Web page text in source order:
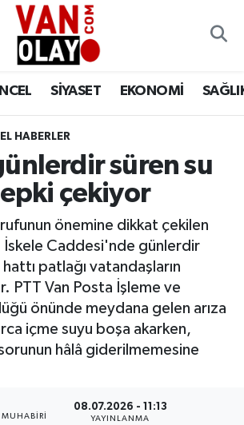
SİYASET EKONOMİ
HABERLER
süren su
çekiyor
önemine dikkat çekilen
İskele Caddesi'nde günlerdir
patlağı vatandaşların
PTT Van Posta İşleme ve
önünde meydana gelen arıza
içme suyu boşa akarken,
hâlâ giderilmemesine
08.07.2026 - 11:13
YAYINLANMA
Eczaneler
Vakitleri
Haritası
Durumu ve Fikstür
Haberleri